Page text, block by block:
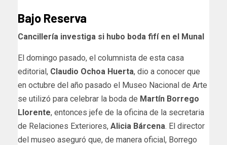
Bajo Reserva
Cancillería investiga si hubo boda fifí en el Munal
El domingo pasado, el columnista de esta casa
editorial, Claudio Ochoa Huerta, dio a conocer que
en octubre del año pasado el Museo Nacional de Arte
se utilizó para celebrar la boda de Martín Borrego
Llorente, entonces jefe de la oficina de la secretaria
de Relaciones Exteriores, Alicia Bárcena. El director
del museo aseguró que, de manera oficial, Borrego